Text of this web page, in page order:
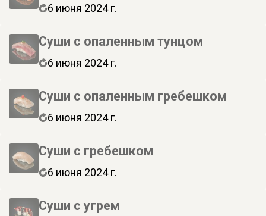
6 июня 2024 г.
Суши с опаленным тунцом
6 июня 2024 г.
Суши с опаленным гребешком
6 июня 2024 г.
Суши с гребешком
6 июня 2024 г.
Суши с угрем